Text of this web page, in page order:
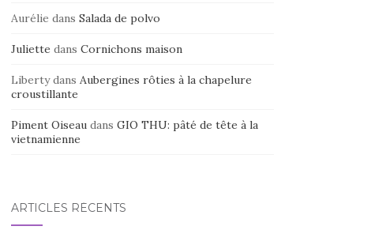
Aurélie dans Salada de polvo
Juliette dans Cornichons maison
Libertydans Aubergines rôties à la chapelure
croustillante
Piment Oiseaudans GIO THU: pâté de tête à la
vietnamienne
ARTICLES RÉCENTS